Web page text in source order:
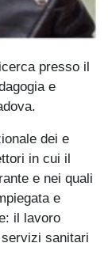
presso il
e
dei e
in cui il
e nei quali
e
il lavoro
sanitari